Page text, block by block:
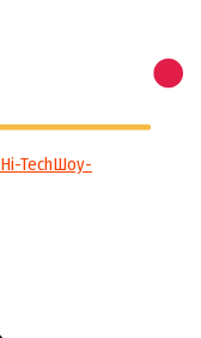
Hi-TechШоу-